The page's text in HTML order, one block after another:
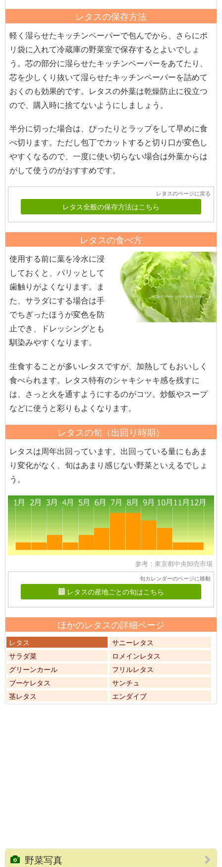
レタスの保存方法
軽く湿らせたキッチンペーパーで包んでから、さらにポ
リ袋に入れて冷蔵庫の野菜室で保存するとよいでしょ
う。芯の部分に湿らせたキッチンペーパーをあてたり、
芯を少しくり抜いて湿らせたキッチンペーパーを詰めて
おくのも効果的です。レタスの外葉は乾燥防止に役立つ
ので、購入時に捨てないようにしましょう。
半分に切った場合は、ぴったりとラップをして早めに食
べ切ります。ただし包丁でカットすると切り口が変色し
やすくなるので、一度に使い切らない場合は外葉からは
がして使うのがおすすめです。
レタスのページに戻る
レタス全般の保存方法はこちら
レタスの食べ方
使用する前に葉を冷水に浸
しておくと、パリッとして
歯触りがよくなります。ま
た、サラダにする場合は手
でちぎったほうが変色を防
止でき、ドレッシングとも
馴染みやすくなります。
生食することが多いレタスですが、加熱してもおいしく
食べられます。レタス特有のシャキシャキ感を残すに
は、さっと火を通すようにするのがコツ。炒飯やスープ
などに使うと彩りもよくなります。
レタスの旬（出回り時期）
レタスは周年出回っています。出回っている量にもあま
り変化がなく、旬はあまり感じない野菜といえるでしょ
う。
参考：東京都中央卸売市場
旬カレンダーのページに移動
レタスの産地ごとの旬はこちら
ほかのレタスの詳細ページ
レタス
サニーレタス
サラダ菜
ロメインレタス
グリーンカール
フリルレタス
ブーケレタス
サンチュ
茎レタス
エンダイブ
野菜写真